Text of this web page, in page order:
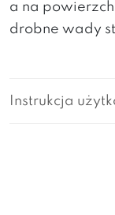
a na
drobne wady
Instrukcja